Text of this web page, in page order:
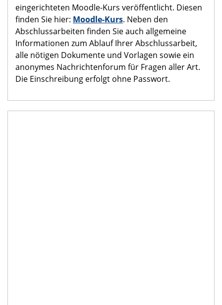
eingerichteten Moodle-Kurs veröffentlicht. Diesen
finden Sie hier: Moodle-Kurs. Neben den
Abschlussarbeiten finden Sie auch allgemeine
Informationen zum Ablauf Ihrer Abschlussarbeit,
alle nötigen Dokumente und Vorlagen sowie ein
anonymes Nachrichtenforum für Fragen aller Art.
Die Einschreibung erfolgt ohne Passwort.